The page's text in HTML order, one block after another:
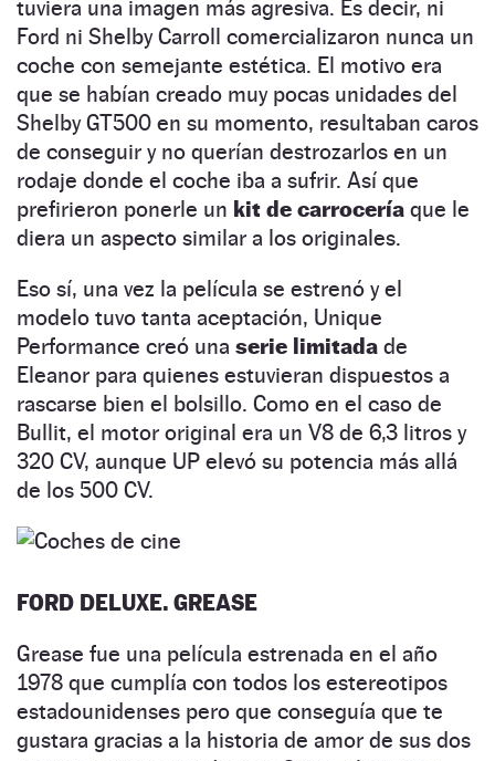
tuviera una imagen más agresiva. Es decir, ni
Ford ni Shelby Carroll comercializaron nunca un
coche con semejante estética. El motivo era
que se habían creado muy pocas unidades del
Shelby GT500 en su momento, resultaban caros
de conseguir y no querían destrozarlos en un
rodaje donde el coche iba a sufrir. Así que
prefirieron ponerle un kit de carrocería que le
diera un aspecto similar a los originales.
Eso sí, una vez la película se estrenó y el
modelo tuvo tanta aceptación, Unique
Performance creó una serie limitada de
Eleanor para quienes estuvieran dispuestos a
rascarse bien el bolsillo. Como en el caso de
Bullit, el motor original era un V8 de 6,3 litros y
320 CV, aunque UP elevó su potencia más allá
de los 500 CV.
FORD DELUXE. GREASE
Grease fue una película estrenada en el año
1978 que cumplía con todos los estereotipos
estadounidenses pero que conseguía que te
gustara gracias a la historia de amor de sus dos